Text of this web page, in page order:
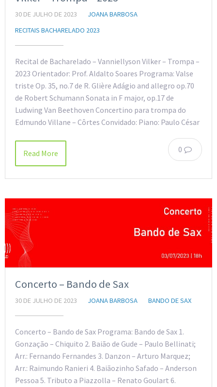
30 DE JULHO DE 2023
JOANA BARBOSA
RECITAIS BACHARELADO 2023
Recital de Bacharelado – Vanniellyson Vilker – Trompa –
2023 Orientador: Prof. Aldalto Soares Programa: Valse
triste Op. 35, no.7 de R. Glière Adágio and allegro op.70
de Robert Schumann Sonata in F major, op.17 de
Ludwing Van Beethoven Concertino para trompa do
Edmundo Villane – Côrtes Convidado: Piano: Paulo César
0
Read More
Concerto – Bando de Sax
30 DE JULHO DE 2023 JOANA BARBOSA BANDO DE SAX
Concerto – Bando de Sax Programa: Bando de Sax 1.
Gonzação – Chiquito 2. Baião de Gude – Paulo Bellinati;
Arr.: Fernando Fernandes 3. Danzon – Arturo Marquez;
Arr.: Raimundo Ranieri 4. Baiãozinho Safado – Anderson
Pessoa 5. Tributo a Piazzolla – Renato Goulart 6.